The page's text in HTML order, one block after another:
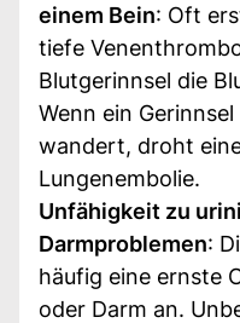
einem Bein: Oft
tiefe
Blutgerinnsel die
Wenn ein
wandert, droht
Lungenembolie.
Unfähigkeit zu
Darmproblemen:
häufig eine ernste
oder Darm an.